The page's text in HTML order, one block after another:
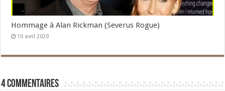
Hommage à Alan Rickman (Severus Rogue)
10 avril 2020
4 commentaires